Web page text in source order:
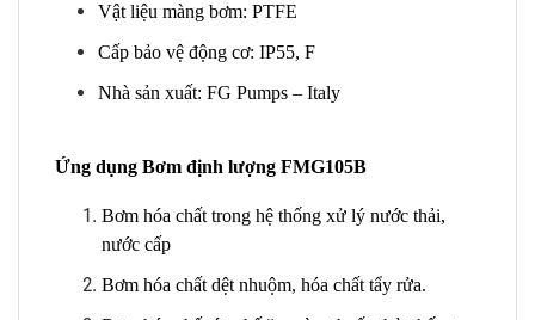
Vật liệu màng bơm: PTFE
Cấp bảo vệ động cơ: IP55, F
Nhà sản xuất: FG Pumps – Italy
Ứng dụng Bơm định lượng FMG105B
Bơm hóa chất trong hệ thống xử lý nước thải,
nước cấp
Bơm hóa chất dệt nhuộm, hóa chất tẩy rửa.